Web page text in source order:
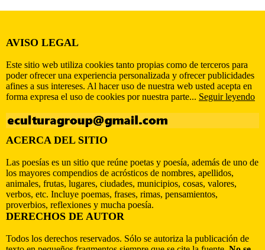
AVISO LEGAL
Este sitio web utiliza cookies tanto propias como de terceros para
poder ofrecer una experiencia personalizada y ofrecer publicidades
afines a sus intereses. Al hacer uso de nuestra web usted acepta en
forma expresa el uso de cookies por nuestra parte... Seguir leyendo
ACERCA DEL SITIO
Las poesías es un sitio que reúne poetas y poesía, además de uno de
los mayores compendios de acrósticos de nombres, apellidos,
animales, frutas, lugares, ciudades, municipios, cosas, valores,
verbos, etc. Incluye poemas, frases, rimas, pensamientos,
proverbios, reflexiones y mucha poesía.
DERECHOS DE AUTOR
Todos los derechos reservados. Sólo se autoriza la publicación de